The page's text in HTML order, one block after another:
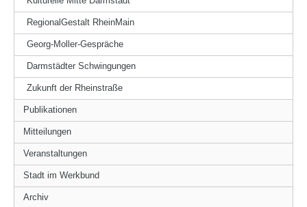
RegionalGestalt RheinMain
Georg-Moller-Gespräche
Darmstädter Schwingungen
Zukunft der Rheinstraße
Publikationen
Mitteilungen
Veranstaltungen
Stadt im Werkbund
Archiv